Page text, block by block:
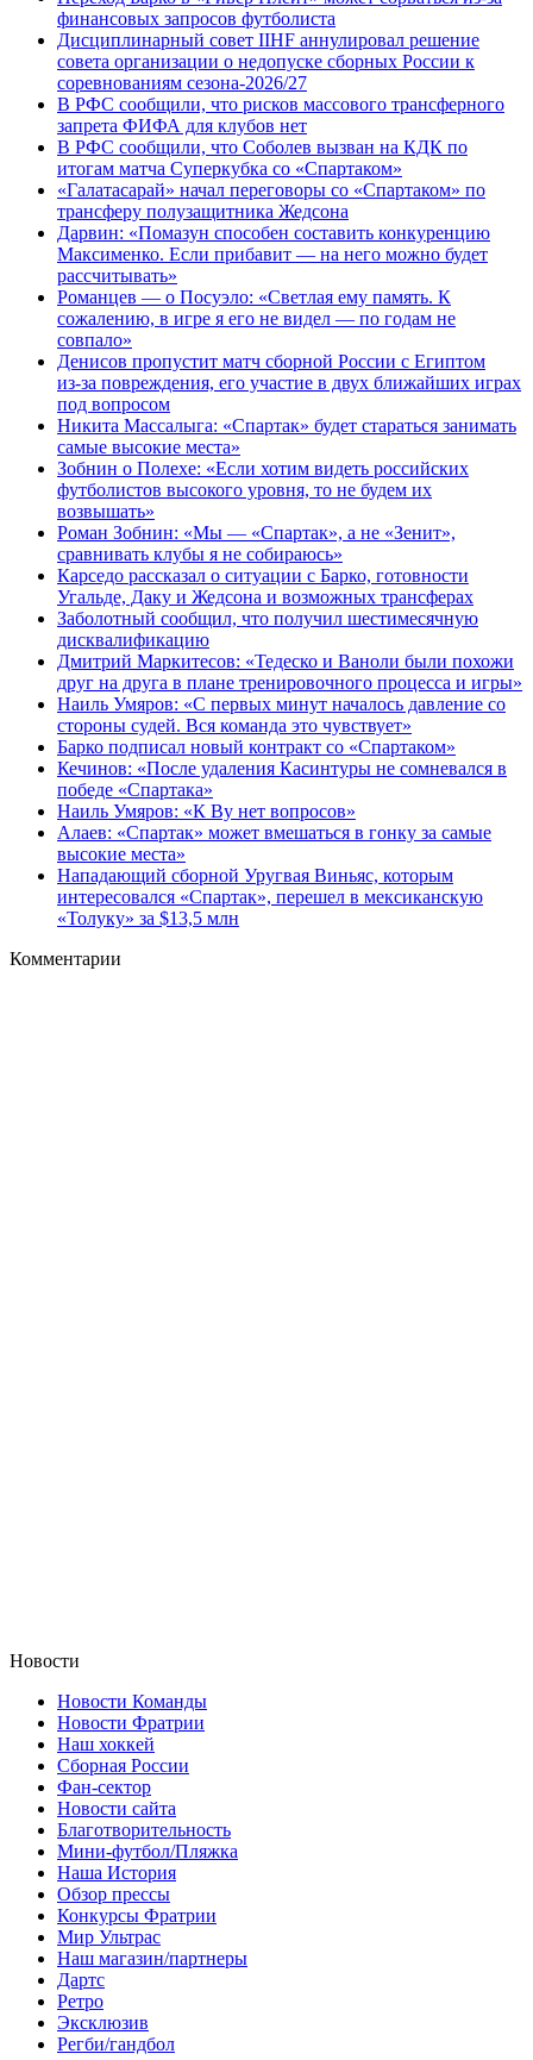
финансовых запросов футболиста
Дисциплинарный совет IIHF аннулировал решение
совета организации о недопуске сборных России к
соревнованиям сезона‑2026/27
В РФС сообщили, что рисков массового трансферного
запрета ФИФА для клубов нет
В РФС сообщили, что Соболев вызван на КДК по
итогам матча Суперкубка со «Спартаком»
«Галатасарай» начал переговоры со «Спартаком» по
трансферу полузащитника Жедсона
Дарвин: «Помазун способен составить конкуренцию
Максименко. Если прибавит — на него можно будет
рассчитывать»
Романцев — о Посуэло: «Светлая ему память. К
сожалению, в игре я его не видел — по годам не
совпало»
Денисов пропустит матч сборной России с Египтом
из‑за повреждения, его участие в двух ближайших играх
под вопросом
Никита Массалыга: «Спартак» будет стараться занимать
самые высокие места»
Зобнин о Полехе: «Если хотим видеть российских
футболистов высокого уровня, то не будем их
возвышать»
Роман Зобнин: «Мы — «Спартак», а не «Зенит»,
сравнивать клубы я не собираюсь»
Карседо рассказал о ситуации с Барко, готовности
Угальде, Даку и Жедсона и возможных трансферах
Заболотный сообщил, что получил шестимесячную
дисквалификацию
Дмитрий Маркитесов: «Тедеско и Ваноли были похожи
друг на друга в плане тренировочного процесса и игры»
Наиль Умяров: «С первых минут началось давление со
стороны судей. Вся команда это чувствует»
Барко подписал новый контракт со «Спартаком»
Кечинов: «После удаления Касинтуры не сомневался в
победе «Спартака»
Наиль Умяров: «К Ву нет вопросов»
Алаев: «Спартак» может вмешаться в гонку за самые
высокие места»
Нападающий сборной Уругвая Виньяс, которым
интересовался «Спартак», перешел в мексиканскую
«Толуку» за $13,5 млн
Комментарии
Новости
Новости Команды
Новости Фратрии
Наш хоккей
Сборная России
Фан-cектор
Новости сайта
Благотворительность
Мини-футбол/Пляжка
Наша История
Обзор прессы
Конкурсы Фратрии
Мир Ультрас
Наш магазин/партнеры
Дартс
Ретро
Эксклюзив
Регби/гандбол